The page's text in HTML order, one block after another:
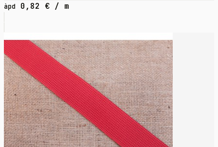
àpd 0,82 € / m